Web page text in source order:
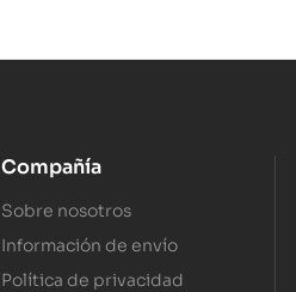
Compañía
Sobre nosotros
Información de envío
Política de privacidad